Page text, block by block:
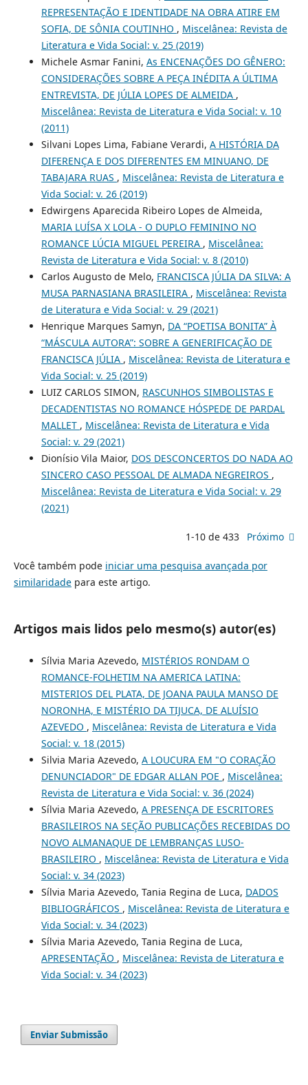
REPRESENTAÇÃO E IDENTIDADE NA OBRA ATIRE EM
SOFIA, DE SÔNIA COUTINHO , Miscelânea: Revista de
Literatura e Vida Social: v. 25 (2019)
Michele Asmar Fanini, As ENCENAÇÕES DO GÊNERO:
CONSIDERAÇÕES SOBRE A PEÇA INÉDITA A ÚLTIMA
ENTREVISTA, DE JÚLIA LOPES DE ALMEIDA ,
Miscelânea: Revista de Literatura e Vida Social: v. 10
(2011)
Silvani Lopes Lima, Fabiane Verardi, A HISTÓRIA DA
DIFERENÇA E DOS DIFERENTES EM MINUANO, DE
TABAJARA RUAS , Miscelânea: Revista de Literatura e
Vida Social: v. 26 (2019)
Edwirgens Aparecida Ribeiro Lopes de Almeida,
MARIA LUÍSA X LOLA - O DUPLO FEMININO NO
ROMANCE LÚCIA MIGUEL PEREIRA , Miscelânea:
Revista de Literatura e Vida Social: v. 8 (2010)
Carlos Augusto de Melo, FRANCISCA JÚLIA DA SILVA: A
MUSA PARNASIANA BRASILEIRA , Miscelânea: Revista
de Literatura e Vida Social: v. 29 (2021)
Henrique Marques Samyn, DA “POETISA BONITA” À
“MÁSCULA AUTORA”: SOBRE A GENERIFICAÇÃO DE
FRANCISCA JÚLIA , Miscelânea: Revista de Literatura e
Vida Social: v. 25 (2019)
LUIZ CARLOS SIMON, RASCUNHOS SIMBOLISTAS E
DECADENTISTAS NO ROMANCE HÓSPEDE DE PARDAL
MALLET , Miscelânea: Revista de Literatura e Vida
Social: v. 29 (2021)
Dionísio Vila Maior, DOS DESCONCERTOS DO NADA AO
SINCERO CASO PESSOAL DE ALMADA NEGREIROS ,
Miscelânea: Revista de Literatura e Vida Social: v. 29
(2021)
1-10 de 433 Próximo
Você também pode iniciar uma pesquisa avançada por
similaridadepara este artigo.
Artigos mais lidos pelo mesmo(s) autor(es)
Sílvia Maria Azevedo, MISTÉRIOS RONDAM O
ROMANCE-FOLHETIM NA AMERICA LATINA:
MISTERIOS DEL PLATA, DE JOANA PAULA MANSO DE
NORONHA, E MISTÉRIO DA TIJUCA, DE ALUÍSIO
AZEVEDO , Miscelânea: Revista de Literatura e Vida
Social: v. 18 (2015)
Silvia Maria Azevedo, A LOUCURA EM "O CORAÇÃO
DENUNCIADOR" DE EDGAR ALLAN POE , Miscelânea:
Revista de Literatura e Vida Social: v. 36 (2024)
Sílvia Maria Azevedo, A PRESENÇA DE ESCRITORES
BRASILEIROS NA SEÇÃO PUBLICAÇÕES RECEBIDAS DO
NOVO ALMANAQUE DE LEMBRANÇAS LUSO-
BRASILEIRO , Miscelânea: Revista de Literatura e Vida
Social: v. 34 (2023)
Sílvia Maria Azevedo, Tania Regina de Luca, DADOS
BIBLIOGRÁFICOS , Miscelânea: Revista de Literatura e
Vida Social: v. 34 (2023)
Sílvia Maria Azevedo, Tania Regina de Luca,
APRESENTAÇÃO , Miscelânea: Revista de Literatura e
Vida Social: v. 34 (2023)
Enviar Submissão